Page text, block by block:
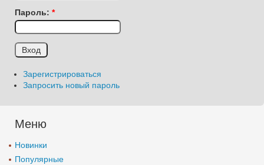
Пароль: *
Зарегистрироваться
Запросить новый пароль
Меню
Новинки
Популярные